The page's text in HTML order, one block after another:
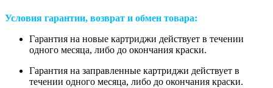
Условия гарантии, возврат и обмен товара:
Гарантия на новые картриджи действует в течении
одного месяца, либо до окончания краски.
Гарантия на заправленные картриджи действует в
течении одного месяца, либо до окончания краски.